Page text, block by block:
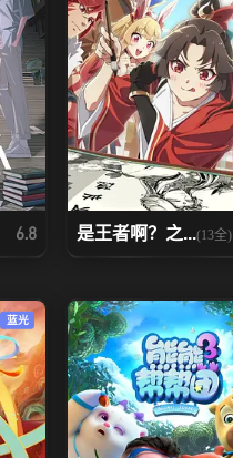
6.8 是王者啊？之...(13全)
蓝光